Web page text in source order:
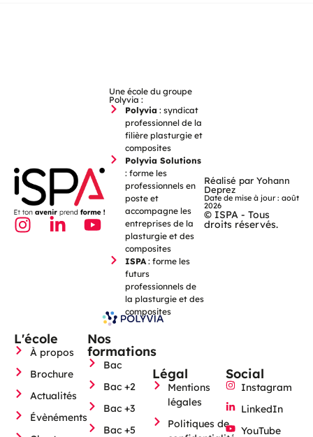
Une école du groupe
Polyvia :
Polyvia : syndicat
professionnel de la
filière plasturgie et
composites
Polyvia Solutions
: forme les
professionnels en
poste et
accompagne les
entreprises de la
plasturgie et des
composites
ISPA: forme les
futurs
professionnels de
la plasturgie et des
composites
Réalisé par Yohann
Deprez
Date de mise à jour : août
2026
© ISPA - Tous
droits réservés.
L'école
À propos
Brochure
Actualités
Évènéments
Nos
formations
Bac
Bac +2
Bac +3
Bac +5
Légal
Mentions
légales
Politiques de
Social
Instagram
LinkedIn
YouTube